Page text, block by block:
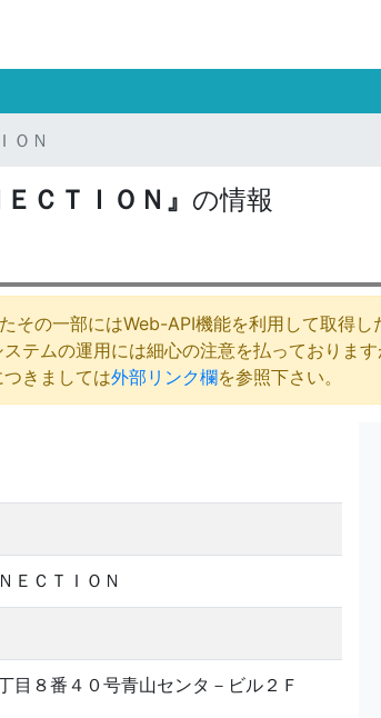
ＯＮ
ＣＴＩＯＮ』 の情報
その一部にはWeb-API機能を利用して取得
テムの運用には細心の注意を払っておりま
きましては外部リンク欄を参照下さい。
ＥＣＴＩＯＮ
目８番４０号青山センタ－ビル２Ｆ